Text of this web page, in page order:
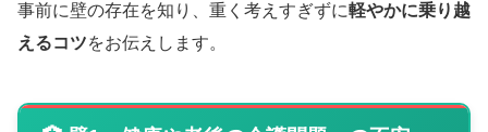
事前に壁の存在を知り、重く考えすぎずに軽やかに乗り越
えるコツをお伝えします。